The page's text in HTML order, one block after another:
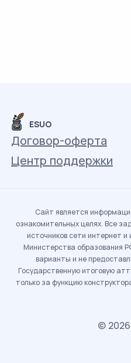
ESUO
Договор-оферта
Центр поддержки
Сайт является
ознакомительных целях. Все
источников сети интернет
Министерства образования
варианты и не
Государственную итоговую
только за функцию
© 2026